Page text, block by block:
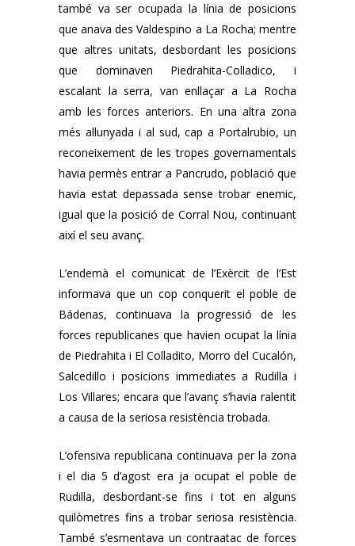
també va ser ocupada la línia de posicions
que anava des Valdespino a La Rocha; mentre
que altres unitats, desbordant les posicions
que dominaven Piedrahita-Colladico, i
escalant la serra, van enllaçar a La Rocha
amb les forces anteriors. En una altra zona
més allunyada i al sud, cap a Portalrubio, un
reconeixement de les tropes governamentals
havia permès entrar a Pancrudo, població que
havia estat depassada sense trobar enemic,
igual que la posició de Corral Nou, continuant
així el seu avanç.
L’endemà el comunicat de l’Exèrcit de l’Est
informava que un cop conquerit el poble de
Bádenas, continuava la progressió de les
forces republicanes que havien ocupat la línia
de Piedrahita i El Colladito, Morro del Cucalón,
Salcedillo i posicions immediates a Rudilla i
Los Villares; encara que l’avanç s’havia ralentit
a causa de la seriosa resistència trobada.
L’ofensiva republicana continuava per la zona
i el dia 5 d’agost era ja ocupat el poble de
Rudilla, desbordant-se fins i tot en alguns
quilòmetres fins a trobar seriosa resistència.
També s’esmentava un contraatac de forces